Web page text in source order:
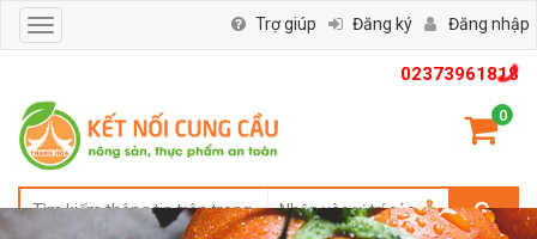
02373961818
0
Toggle
navigation
Trợ giúp Đăng ký Đăng nhập